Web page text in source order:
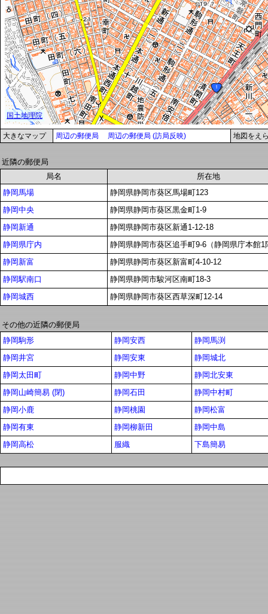
大きなマップ 周辺の郵便局 周辺の郵便局 (訪局反映) 地図をえ
近隣の郵便局
局名
所在地
静岡馬場
静岡県静岡市葵区馬場町123
静岡中央
静岡県静岡市葵区黒金町1-9
静岡新通
静岡県静岡市葵区新通1-12-18
静岡県庁内
静岡県静岡市葵区追手町9-6（静岡県庁本館1
静岡新富
静岡県静岡市葵区新富町4-10-12
静岡駅南口
静岡県静岡市駿河区南町18-3
静岡城西
静岡県静岡市葵区西草深町12-14
その他の近隣の郵便局
静岡駒形
静岡安西
静岡馬渕
静岡井宮
静岡安東
静岡城北
静岡太田町
静岡中野
静岡北安東
静岡山崎簡易 (閉)
静岡石田
静岡中村町
静岡小鹿
静岡桃園
静岡松富
静岡有東
静岡柳新田
静岡中島
静岡高松
服織 下島簡易